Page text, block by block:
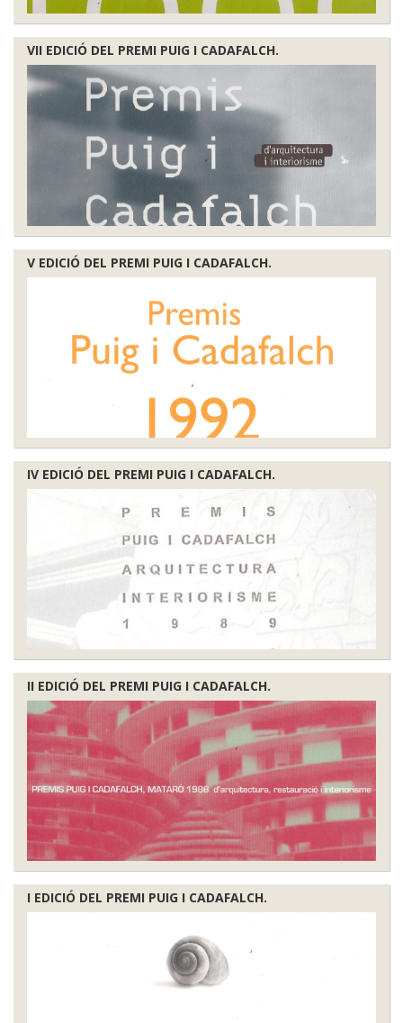
VII EDICIÓ DEL PREMI PUIG I CADAFALCH.
V EDICIÓ DEL PREMI PUIG I CADAFALCH.
IV EDICIÓ DEL PREMI PUIG I CADAFALCH.
II EDICIÓ DEL PREMI PUIG I CADAFALCH.
I EDICIÓ DEL PREMI PUIG I CADAFALCH.